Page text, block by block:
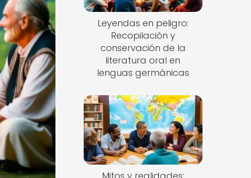
Leyendas en peligro:
Recopilación y
conservación de la
literatura oral en
lenguas germánicas